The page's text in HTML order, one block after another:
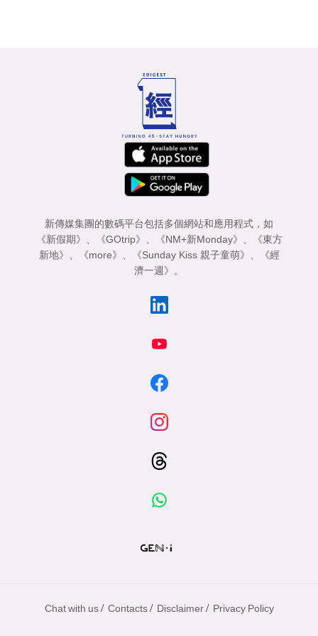
新傳媒集團的數碼平台包括多個網站和應用程式，如
《新假期》
《GOtrip》 《NM+新Monday》
《東方
新地》
《more》 《Sunday Kiss 親子童萌》
《經
濟一週》
。
Chat with us / Contacts / Disclaimer / Privacy Policy